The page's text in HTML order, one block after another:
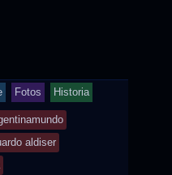
Fotos Historia
aldiser